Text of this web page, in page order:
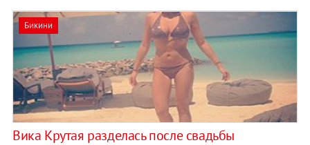
Бикини
Вика Крутая разделась после свадьбы